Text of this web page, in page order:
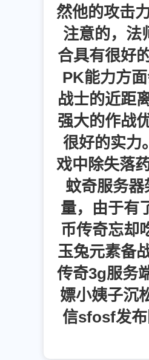
然他的攻击
注意的，法
合具有很好
PK能力方
战士的近距
强大的作战
很好的实力
戏中除失落
蚊奇服务
量，由于有
币传奇忘却
玉兔元素备
传奇3g服务
嫖小姨子沉
信sfosf发